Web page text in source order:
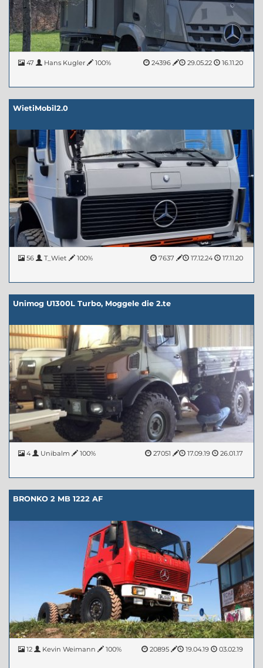
47 16.11.20
Hans Kugler 29.05.22
100% 24396
WietiMobil2.0
56 17.11.20
T_Wiet 17.12.24
100% 7637
Unimog U1300L Turbo, Moggele die 2.te
4 26.01.17
Unibalm 17.09.19
100% 27051
BRONKO 2 MB 1222 AF
12 03.02.19
Kevin Weimann 19.04.19
100% 20895